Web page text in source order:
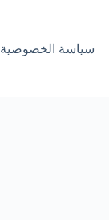
سياسة الخصوصية